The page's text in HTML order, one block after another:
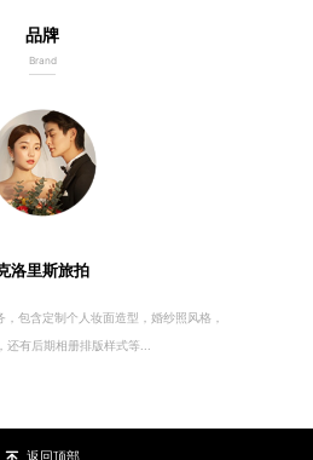
品牌
Brand
洛里斯旅拍
包含定制个人妆面造型，婚纱照风格，
还有后期相册排版样式等...
返回顶部